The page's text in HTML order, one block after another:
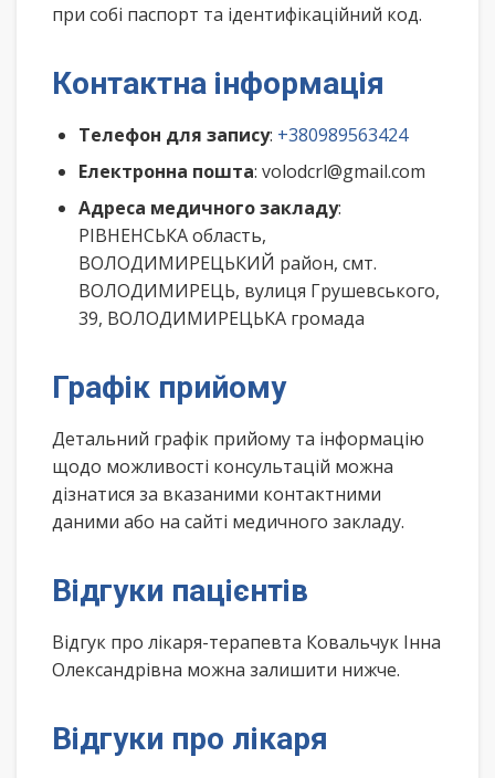
при собі паспорт та ідентифікаційний код.
Контактна інформація
Телефон для запису: +380989563424
Електронна пошта: volodcrl@gmail.com
Адреса медичного закладу:
РІВНЕНСЬКА область,
ВОЛОДИМИРЕЦЬКИЙ район, смт.
ВОЛОДИМИРЕЦЬ, вулиця Грушевського,
39, ВОЛОДИМИРЕЦЬКА громада
Графік прийому
Детальний графік прийому та інформацію
щодо можливості консультацій можна
дізнатися за вказаними контактними
даними або на сайті медичного закладу.
Відгуки пацієнтів
Відгук про лікаря-терапевта Ковальчук Інна
Олександрівна можна залишити нижче.
Відгуки про лікаря